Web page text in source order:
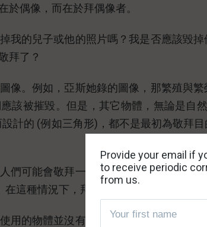
於偶像，而在於拜偶像者。
我的兒子或他的照片嗎？我是否應該毀
拜了？
像。例如，亞斯她錄的圖像，那繁殖與
該被摧毀。但是，其它物體，無論是自
計的 (例如三角形)，都不是最初為敬拜
們可能會敬拜一件藝術品、汽車、珠寶、
這種情況下，拜偶像必須永遠消失，有
用的物體並沒有被敬拜，毫無疑問，對於
Provide your email if
to receive periodic
from us.